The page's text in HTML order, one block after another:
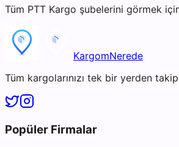
Tüm PTT Kargo şubelerini görmek
KargomNerede
Tüm kargolarınızı tek bir yerden
Popüler Firmalar